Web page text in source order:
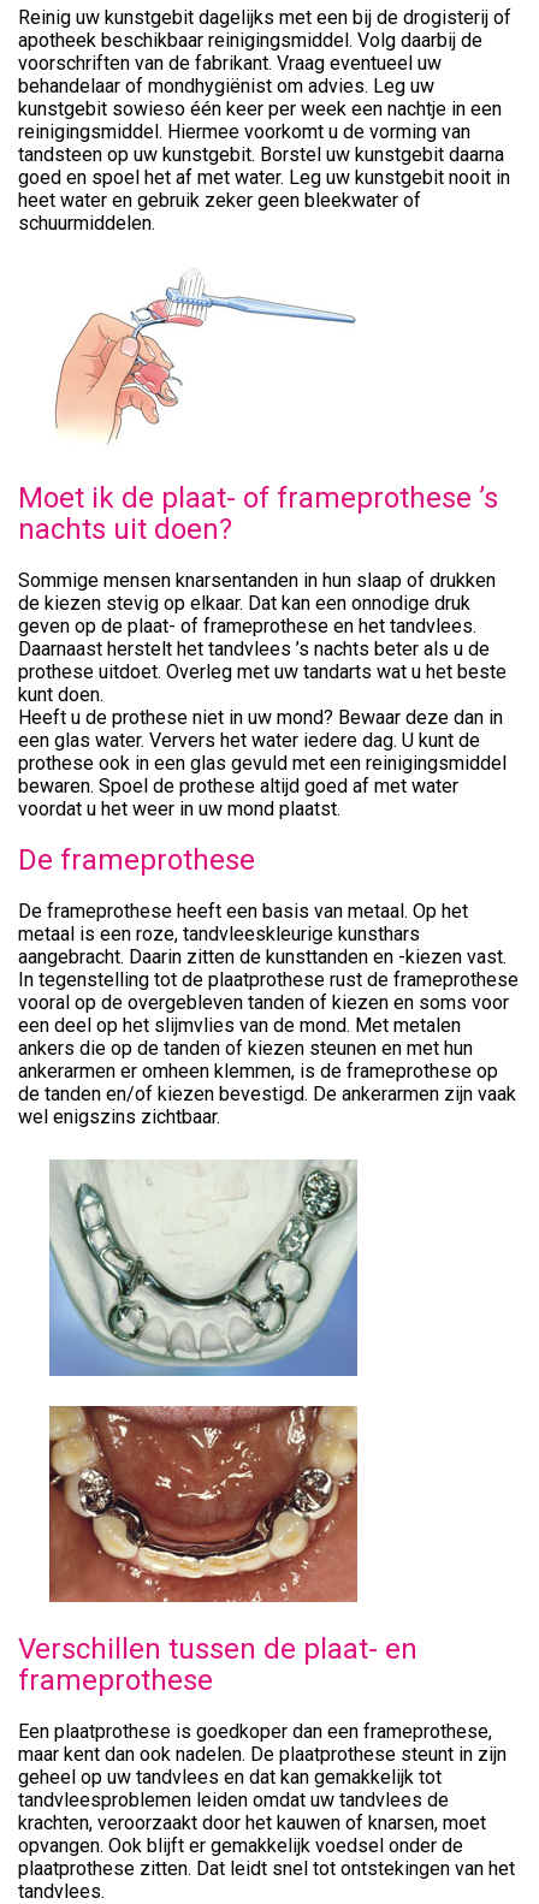
Reinig uw kunstgebit dagelijks met een bij de drogisterij of
apotheek beschikbaar reinigingsmiddel. Volg daarbij de
voorschriften van de fabrikant. Vraag eventueel uw
behandelaar of mondhygiënist om advies. Leg uw
kunstgebit sowieso één keer per week een nachtje in een
reinigingsmiddel. Hiermee voorkomt u de vorming van
tandsteen op uw kunstgebit. Borstel uw kunstgebit daarna
goed en spoel het af met water. Leg uw kunstgebit nooit in
heet water en gebruik zeker geen bleekwater of
schuurmiddelen.
Moet ik de plaat- of frameprothese ’s
nachts uit doen?
Sommige mensen knarsentanden in hun slaap of drukken
de kiezen stevig op elkaar. Dat kan een onnodige druk
geven op de plaat- of frameprothese en het tandvlees.
Daarnaast herstelt het tandvlees ’s nachts beter als u de
prothese uitdoet. Overleg met uw tandarts wat u het beste
kunt doen.
Heeft u de prothese niet in uw mond? Bewaar deze dan in
een glas water. Ververs het water iedere dag. U kunt de
prothese ook in een glas gevuld met een reinigingsmiddel
bewaren. Spoel de prothese altijd goed af met water
voordat u het weer in uw mond plaatst.
De frameprothese
De frameprothese heeft een basis van metaal. Op het
metaal is een roze, tandvleeskleurige kunsthars
aangebracht. Daarin zitten de kunsttanden en -kiezen vast.
In tegenstelling tot de plaatprothese rust de frameprothese
vooral op de overgebleven tanden of kiezen en soms voor
een deel op het slijmvlies van de mond. Met metalen
ankers die op de tanden of kiezen steunen en met hun
ankerarmen er omheen klemmen, is de frameprothese op
de tanden en/of kiezen bevestigd. De ankerarmen zijn vaak
wel enigszins zichtbaar.
Verschillen tussen de plaat- en
frameprothese
Een plaatprothese is goedkoper dan een frameprothese,
maar kent dan ook nadelen. De plaatprothese steunt in zijn
geheel op uw tandvlees en dat kan gemakkelijk tot
tandvleesproblemen leiden omdat uw tandvlees de
krachten, veroorzaakt door het kauwen of knarsen, moet
opvangen. Ook blijft er gemakkelijk voedsel onder de
plaatprothese zitten. Dat leidt snel tot ontstekingen van het
tandvlees.